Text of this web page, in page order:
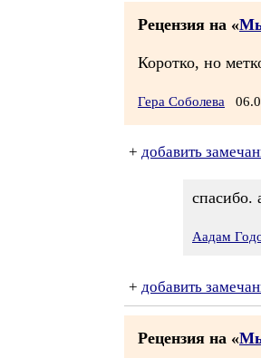
Рецензия на «
Коротко, но
Гера Соболева
+ добавить
спасибо.
Аадам
+ добавить
Рецензия на «